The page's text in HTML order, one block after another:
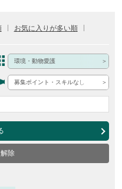
お気に入りが多い順
環境・動物愛護
募集ポイント・スキルなし
除